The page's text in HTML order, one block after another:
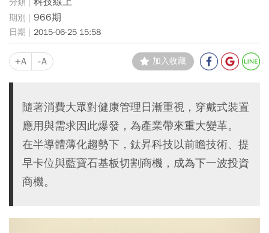
966期
2015-06-25 15:58
+A -A 加入收藏
隨著消費大眾對健康管理日漸重視，穿戴式裝置
應用與需求因此爆發，為產業帶來重大變革。
在半導體薄化趨勢下，鈦昇科技以前瞻技術、提
早卡位與藍寶石基板切割商機，成為下一波投資
商機。